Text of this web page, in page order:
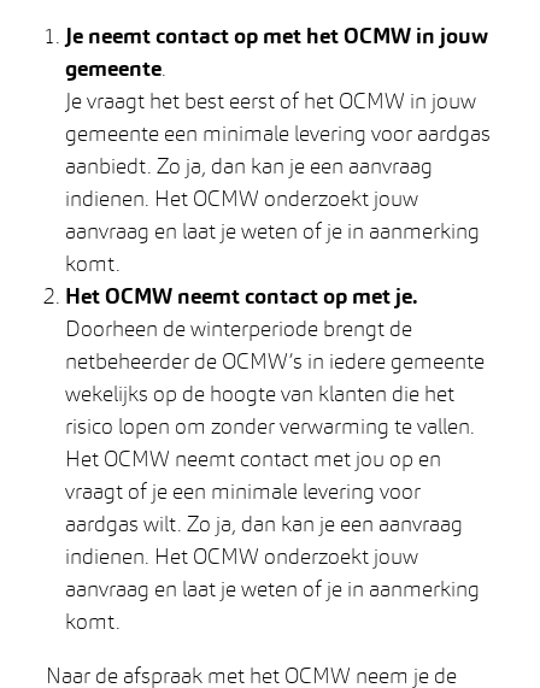
Je neemt contact op met het OCMW in jouw
gemeente.
Je vraagt het best eerst of het OCMW in jouw
gemeente een minimale levering voor aardgas
aanbiedt. Zo ja, dan kan je een aanvraag
indienen. Het OCMW onderzoekt jouw
aanvraag en laat je weten of je in aanmerking
komt.
Het OCMW neemt contact op met je.
Doorheen de winterperiode brengt de
netbeheerder de OCMW’s in iedere gemeente
wekelijks op de hoogte van klanten die het
risico lopen om zonder verwarming te vallen.
Het OCMW neemt contact met jou op en
vraagt of je een minimale levering voor
aardgas wilt. Zo ja, dan kan je een aanvraag
indienen. Het OCMW onderzoekt jouw
aanvraag en laat je weten of je in aanmerking
komt.
Naar de afspraak met het OCMW neem je de